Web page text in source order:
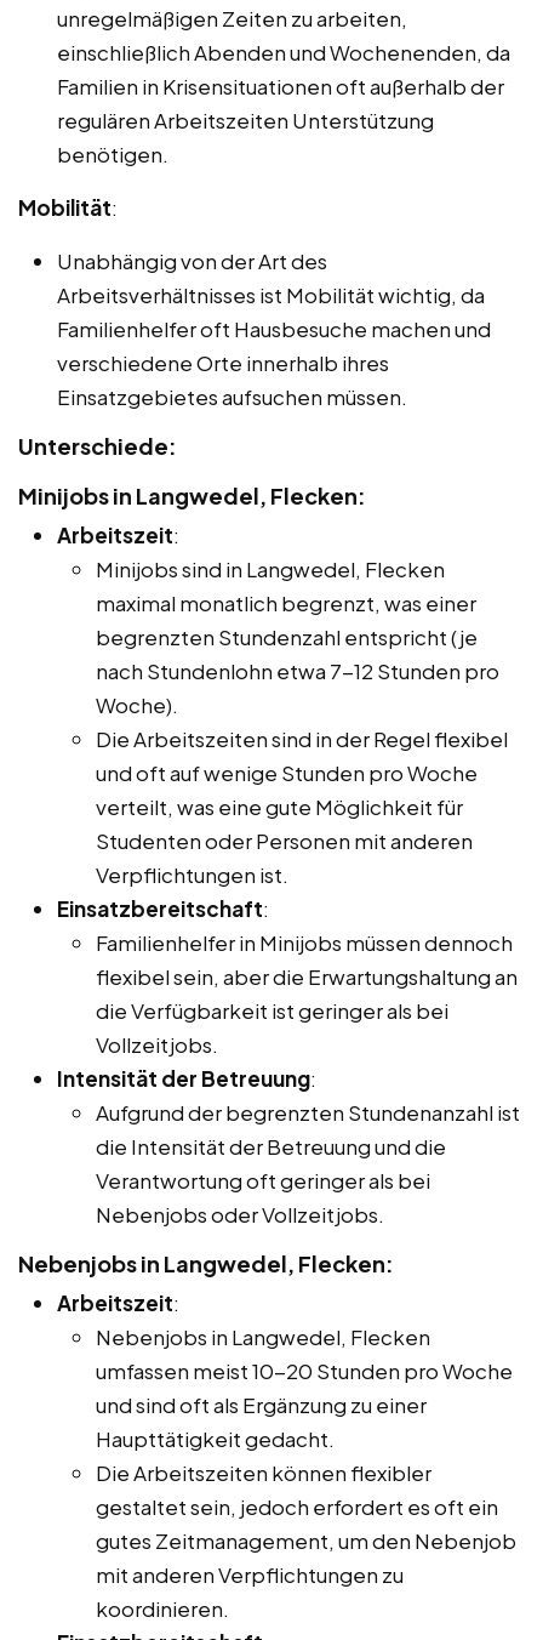
unregelmäßigen Zeiten zu arbeiten,
einschließlich Abenden und Wochenenden, da
Familien in Krisensituationen oft außerhalb der
regulären Arbeitszeiten Unterstützung
benötigen.
Mobilität:
Unabhängig von der Art des
Arbeitsverhältnisses ist Mobilität wichtig, da
Familienhelfer oft Hausbesuche machen und
verschiedene Orte innerhalb ihres
Einsatzgebietes aufsuchen müssen.
Unterschiede:
Minijobs in Langwedel, Flecken:
Arbeitszeit:
Minijobs sind in Langwedel, Flecken
maximal monatlich begrenzt, was einer
begrenzten Stundenzahl entspricht (je
nach Stundenlohn etwa 7-12 Stunden pro
Woche).
Die Arbeitszeiten sind in der Regel flexibel
und oft auf wenige Stunden pro Woche
verteilt, was eine gute Möglichkeit für
Studenten oder Personen mit anderen
Verpflichtungen ist.
Einsatzbereitschaft:
Familienhelfer in Minijobs müssen dennoch
flexibel sein, aber die Erwartungshaltung an
die Verfügbarkeit ist geringer als bei
Vollzeitjobs.
Intensität der Betreuung:
Aufgrund der begrenzten Stundenanzahl ist
die Intensität der Betreuung und die
Verantwortung oft geringer als bei
Nebenjobs oder Vollzeitjobs.
Nebenjobs in Langwedel, Flecken:
Arbeitszeit:
Nebenjobs in Langwedel, Flecken
umfassen meist 10-20 Stunden pro Woche
und sind oft als Ergänzung zu einer
Haupttätigkeit gedacht.
Die Arbeitszeiten können flexibler
gestaltet sein, jedoch erfordert es oft ein
gutes Zeitmanagement, um den Nebenjob
mit anderen Verpflichtungen zu
koordinieren.